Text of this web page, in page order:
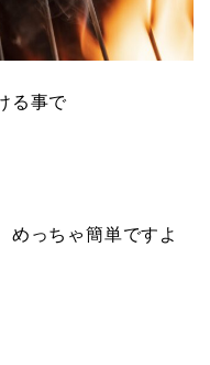
る事で
めっちゃ簡単ですよ